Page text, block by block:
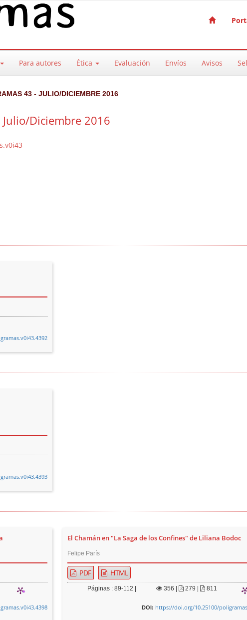
Para autores Ética Evaluación Envíos Avisos
43 - JULIO/DICIEMBRE 2016
Diciembre 2016
El Chamán en "La Saga de los Confines" de Liliana Bodoc
Felipe París
PDF HTML
Páginas : 89-112 | 356 279 | 811
DOI: https://doi.org/10.25100/